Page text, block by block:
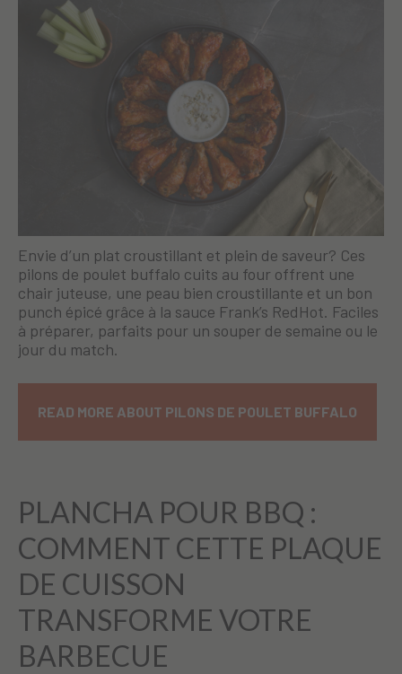
Envie d’un plat croustillant et plein de saveur? Ces
pilons de poulet buffalo cuits au four offrent une
chair juteuse, une peau bien croustillante et un bon
punch épicé grâce à la sauce Frank’s RedHot. Faciles
à préparer, parfaits pour un souper de semaine ou le
jour du match.
READ MORE ABOUT PILONS DE POULET BUFFALO
PLANCHA POUR BBQ :
COMMENT CETTE PLAQUE
DE CUISSON
TRANSFORME VOTRE
BARBECUE